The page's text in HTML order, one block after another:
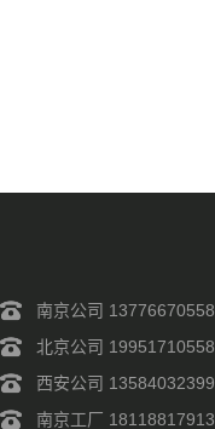
南京公司 13776670558
北京公司 19951710558
西安公司 13584032399
南京工厂 18118817913